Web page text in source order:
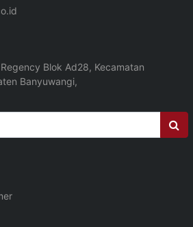
Blok Ad28, Kecamatan
Banyuwangi,